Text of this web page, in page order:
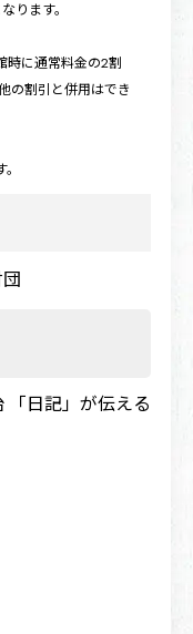
ります。
時に通常料金の2割
の割引と併用はでき
「日記」が伝える